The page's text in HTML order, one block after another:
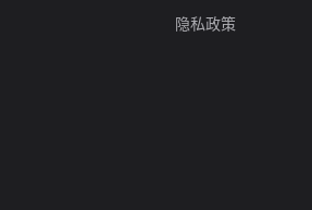
隐私政策